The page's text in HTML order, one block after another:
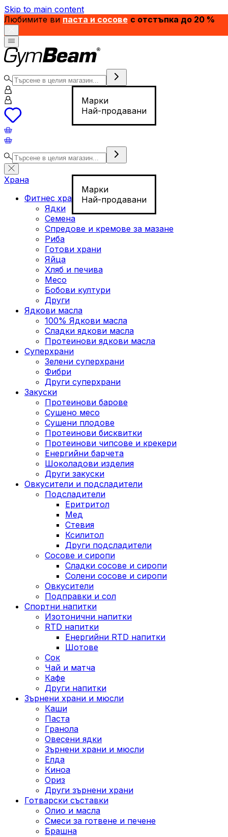
Skip to main content
Любимите ви паста и сосове с отстъпка до 20 %
Марки
Най-продавани
Марки
Най-продавани
Храна
Фитнес храна
Ядки
Семена
Спредове и кремове за мазане
Риба
Готови храни
Яйца
Хляб и печива
Месо
Бобови култури
Други
Ядкови масла
100% Ядкови масла
Сладки ядкови масла
Протеинови ядкови масла
Суперхрани
Зелени суперхрани
Фибри
Други суперхрани
3акуски
Протеинови бaрове
Сушено месо
Сушени плодове
Протеинови бисквитки
Протеинови чипсове и крекери
Енергийни барчета
Шоколадови изделия
Други закуски
Овкусители и подсладители
Подсладители
Еритритол
Мед
Стевия
Ксилитол
Други подсладители
Сосове и сиропи
Сладки сосове и сиропи
Солени сосове и сиропи
Овкусители
Подправки и сол
Спортни напитки
Изотонични напитки
RTD напитки
Енергийни RTD напитки
Шотове
Сок
Чай и матча
Кафе
Други напитки
Зърнени храни и мюсли
Каши
Паста
Гранола
Овесени ядки
Зърнени храни и мюсли
Елда
Киноа
Ориз
Други зърнени храни
Готварски съставки
Олио и масла
Смеси за готвене и печене
Брашна